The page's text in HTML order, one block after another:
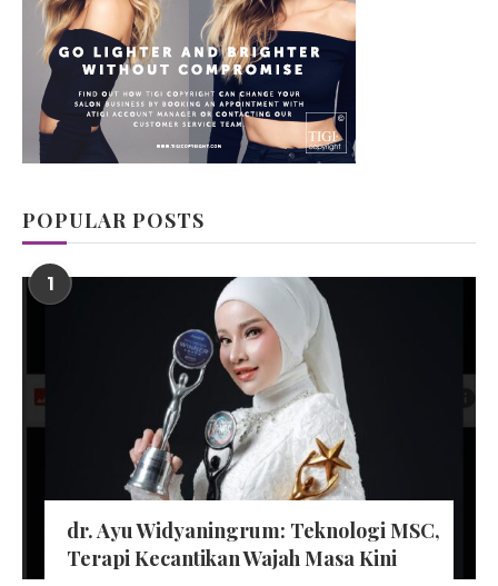
POPULAR POSTS
1
dr. Ayu Widyaningrum: Teknologi MSC,
Terapi Kecantikan Wajah Masa Kini